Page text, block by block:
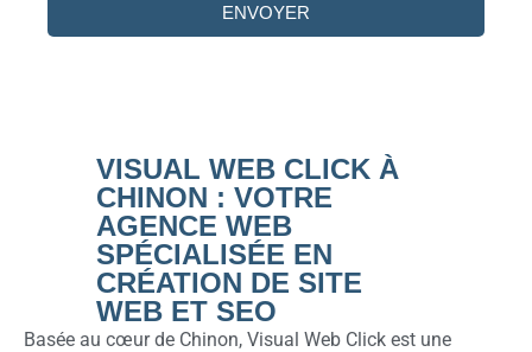
ENVOYER
VISUAL WEB CLICK À
CHINON : VOTRE
AGENCE WEB
SPÉCIALISÉE EN
CRÉATION DE SITE
WEB ET SEO
Basée au cœur de Chinon, Visual Web Click est une